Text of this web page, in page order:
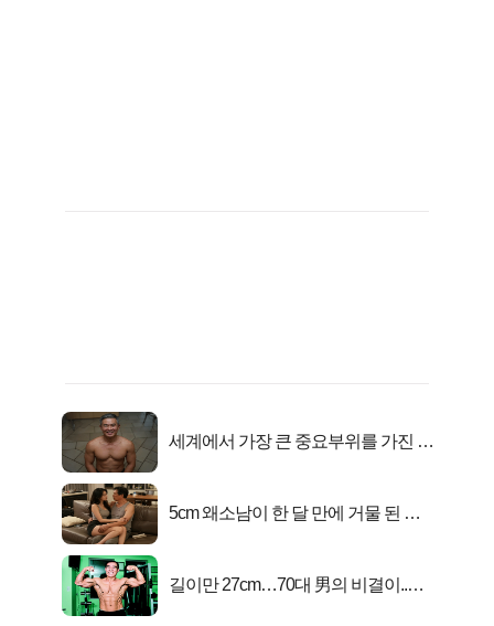
세계에서 가장 큰 중요부위를 가진 남
5cm 왜소남이 한 달 만에 거물 된 사
길이만 27cm…70대 男의 비결이..충